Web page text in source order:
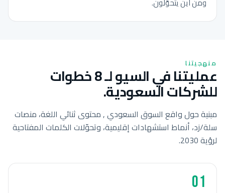
منهجيتنا
عمليتنا في السيو لـ 8 خطوات
للشركات السعودية.
مبنية حول واقع السوق السعودي , محتوى ثنائي اللغة، منصات
سلة/زد، أنماط استشهادات إقليمية، وتحوّلات الكلمات المفتاحية
لرؤية 2030.
01